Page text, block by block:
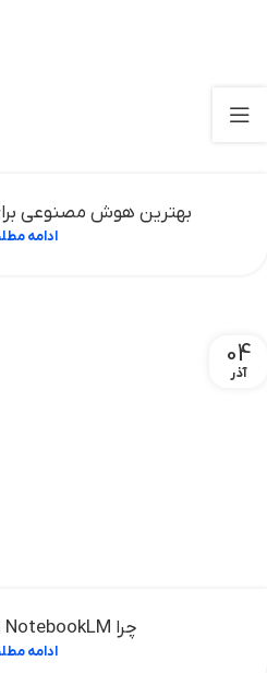
بهترین هوش مصنوعی
ادامه
04
آذر
چرا NotebookLM باز نمی‌شود؟
ادامه